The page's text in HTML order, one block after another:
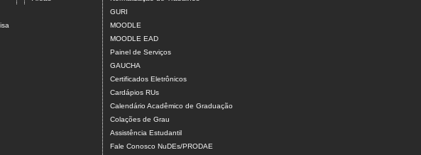
GURI
MOODLE
MOODLE EAD
Painel de Serviços
GAUCHA
Certificados Eletrônicos
Cardápios RUs
Calendário Acadêmico de Graduação
Colações de Grau
Assistência Estudantil
Fale Conosco NuDEs/PRODAE